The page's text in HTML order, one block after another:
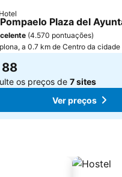
Hotel
Plaza del
(4.570 pontuações)
a 0.7 km de Centro da cidade
os preços de 7 sites
Ver preços